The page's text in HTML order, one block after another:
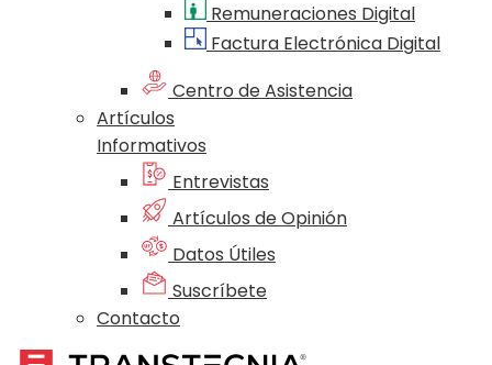
Remuneraciones Digital
Factura Electrónica Digital
Centro de Asistencia
Artículos
Informativos
Entrevistas
Artículos de Opinión
Datos Útiles
Suscríbete
Contacto